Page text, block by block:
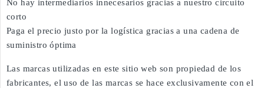
No hay intermediarios innecesarios gracias a nuestro circuito
corto
Paga el precio justo por la logística gracias a una cadena de
suministro óptima
Las marcas utilizadas en este sitio web son propiedad de los
fabricantes, el uso de las marcas se hace exclusivamente con el